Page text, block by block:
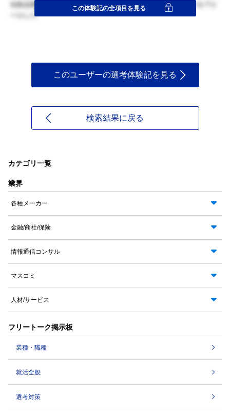
化粧品業界を単に希望しているのではなく、ファンケルのよさをアピ
ールした
この体験記の全項目を見る
このユーザーの選考体験記を見る
検索結果に戻る
カテゴリ一覧
業界
各種メーカー
金融/商社/保険
情報通信コンサル
マスコミ
人材/サービス
フリートーク掲示板
業種・職種
就活全般
選考対策